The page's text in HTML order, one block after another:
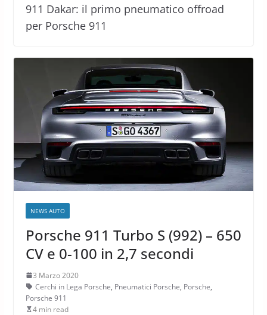
911 Dakar: il primo pneumatico offroad
per Porsche 911
NEWS AUTO
Porsche 911 Turbo S (992) – 650
CV e 0-100 in 2,7 secondi
3 Marzo 2020
Cerchi in Lega Porsche, Pneumatici Porsche, Porsche,
Porsche 911
4 min read